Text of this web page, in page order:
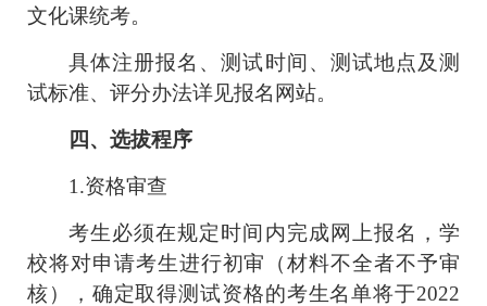
文化课统考。
具体注册报名、测试时间、测试地点及测
试标准、评分办法详见报名网站。
四、选拔程序
1.资格审查
考生必须在规定时间内完成网上报名，学
校将对申请考生进行初审（材料不全者不予审
核），确定取得测试资格的考生名单将于2022